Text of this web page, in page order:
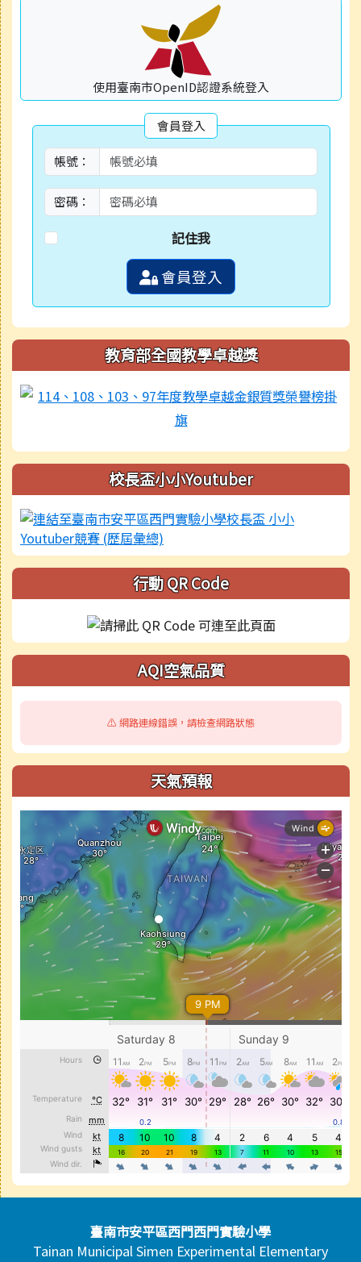
使用臺南市OpenID認證系統登入
會員登入
帳號：
密碼：
記住我
會員登入
教育部全國教學卓越獎
校長盃小小Youtuber
行動 QR Code
AQI空氣品質
⚠️ 網路連線錯誤，請檢查網路狀態
天氣預報
頁尾區域內容臺南市安平區西門西門實驗小學
Tainan Municipal Simen Experimental Elementary